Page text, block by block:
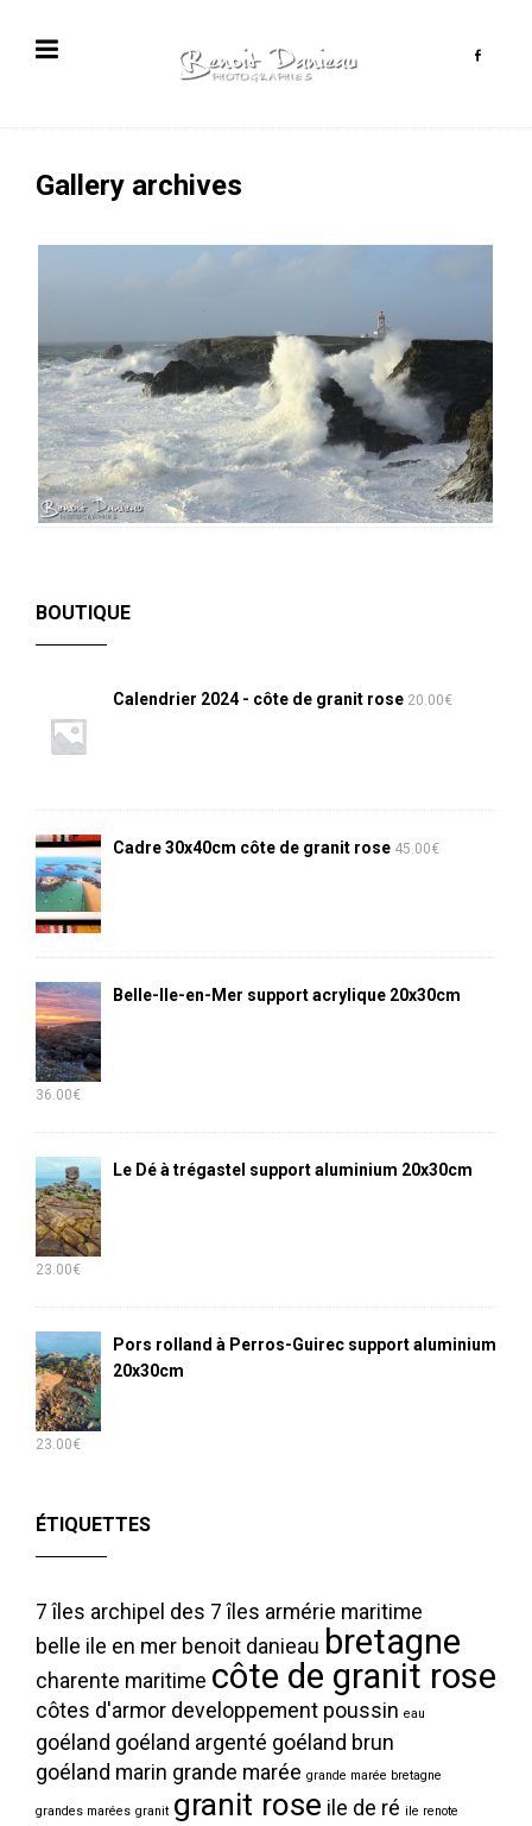
Gallery archives
BOUTIQUE
Calendrier 2024 - côte de granit rose 20.00€
Cadre 30x40cm côte de granit rose 45.00€
Belle-Ile-en-Mer support acrylique 20x30cm
36.00€
Le Dé à trégastel support aluminium 20x30cm
23.00€
Pors rolland à Perros-Guirec support aluminium
20x30cm
23.00€
ÉTIQUETTES
7 îles archipel des 7 îles armérie maritime
belle ile en mer benoit danieau bretagne
charente maritime côte de granit rose
côtes d'armor developpement poussin eau
goéland goéland argenté goéland brun
goéland marin grande marée grande marée bretagne
grandes marées granit granit rose ile de ré ile renote